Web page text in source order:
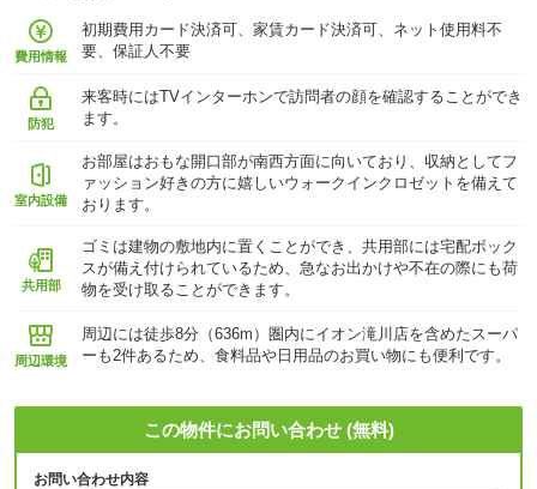
費用情報
初期費用カード決済可、家賃カード決済可、ネット使用料不
要、保証人不要
防犯
来客時にはTVインターホンで訪問者の顔を確認することができ
ます。
室内設備
お部屋はおもな開口部が南西方面に向いており、収納としてフ
ァッション好きの方に嬉しいウォークインクロゼットを備えて
おります。
共用部
ゴミは建物の敷地内に置くことができ、共用部には宅配ボック
スが備え付けられているため、急なお出かけや不在の際にも荷
物を受け取ることができます。
周辺環境
周辺には徒歩8分（636m）圏内にイオン滝川店を含めたスーパ
ーも2件あるため、食料品や日用品のお買い物にも便利です。
この物件にお問い合わせ (無料)
お問い合わせ内容